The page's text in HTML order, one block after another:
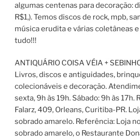
algumas centenas para decoração:
R$1,). Temos discos de rock, mpb,
música erudita e várias coletâneas e
tudo!!!
ANTIQUÁRIO COISA VÉIA +
Livros, discos e antiguidades,
colecionáveis e decoração.
sexta, 9h às 19h. Sábado: 9h às 17h.
Falarz, 409, Orleans, Curitiba-PR.
sobrado amarelo. Referência: Loja
sobrado amarelo, o Restaurante